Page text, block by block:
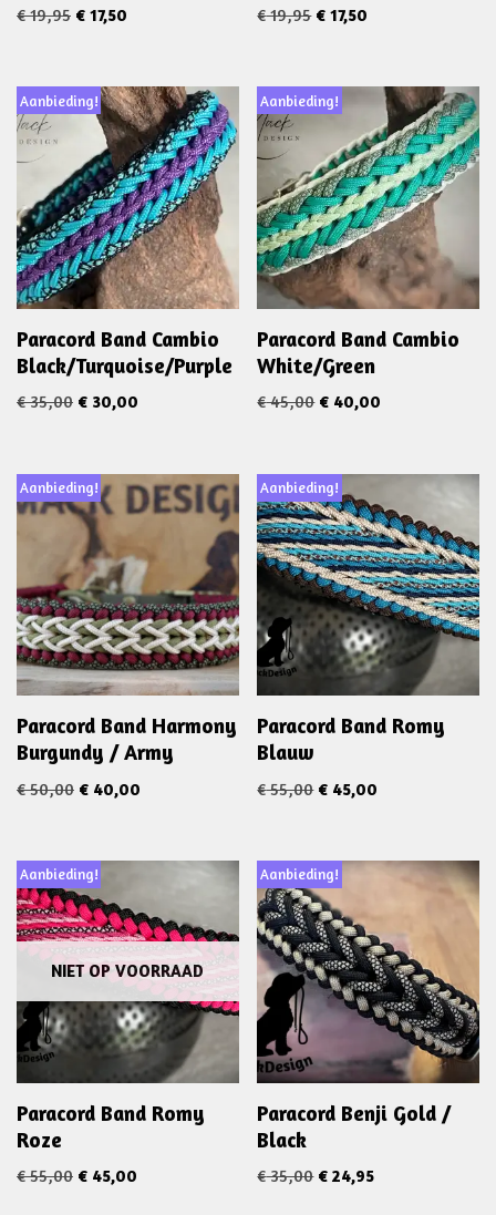
€19,95 € 17,50 €19,95 € 17,50
Aanbieding!
Paracord Band Cambio
Black/Turquoise/Purple
€35,00 € 30,00
Aanbieding!
Paracord Band Cambio
White/Green
€45,00 € 40,00
Aanbieding!
Paracord Band Harmony
Burgundy / Army
€50,00 € 40,00
Aanbieding!
Paracord Band Romy
Blauw
€55,00 € 45,00
NIET OP VOORRAAD
Aanbieding!
Paracord Band Romy
Roze
€55,00 € 45,00
Aanbieding!
Paracord Benji Gold /
Black
€35,00 € 24,95